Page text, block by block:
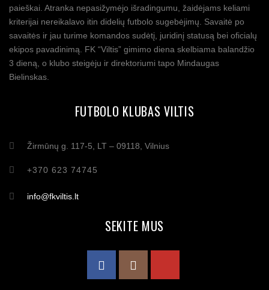
paieškai. Atranka nepasižymėjo išradingumu, žaidėjams keliami
kriterijai nereikalavo itin didelių futbolo sugebėjimų. Savaitė po
savaitės ir jau turime komandos sudėtį, juridinį statusą bei oficialų
ekipos pavadinimą. FK “Viltis” gimimo diena skelbiama balandžio
3 dieną, o klubo steigėju ir direktoriumi tapo Mindaugas
Bielinskas.
FUTBOLO KLUBAS VILTIS
Žirmūnų g. 117-5, LT – 09118, Vilnius
+370 623 74745
info@fkviltis.lt
SEKITE MUS